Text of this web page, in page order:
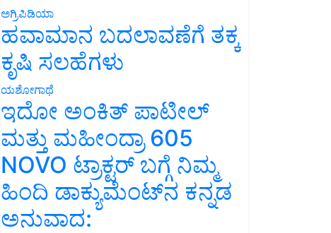
ಅಗ್ರಿಪಿಡಿಯಾ
ಹವಾಮಾನ ಬದಲಾವಣೆಗೆ ತಕ್ಕ
ಕೃಷಿ ಸಲಹೆಗಳು
ಯಶೋಗಾಥೆ
ಇದೋ ಅಂಕಿತ್ ಪಾಟೀಲ್
ಮತ್ತು ಮಹೀಂದ್ರಾ 605
NOVO ಟ್ರಾಕ್ಟರ್ ಬಗ್ಗೆ ನಿಮ್ಮ
ಹಿಂದಿ ಡಾಕ್ಯುಮೆಂಟ್‌ನ ಕನ್ನಡ
ಅನುವಾದ: